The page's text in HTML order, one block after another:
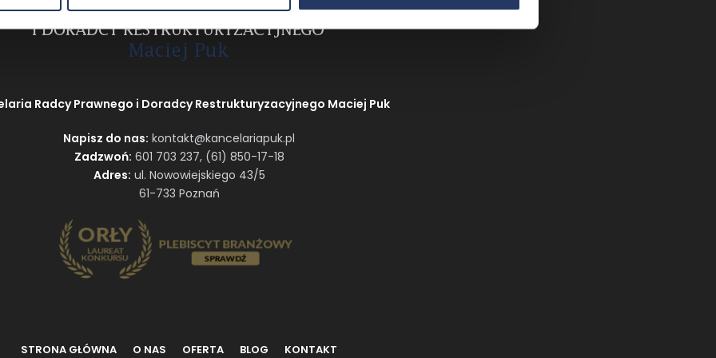
Radcy Prawnego i Doradcy Restrukturyzacyjnego Maciej Puk
Napisz do nas: kontakt@kancelariapuk.pl
Zadzwoń: 601 703 237, (61) 850-17-18
Adres: ul. Nowowiejskiego 43/5
61-733 Poznań
STRONA GŁÓWNA O NAS OFERTA BLOG KONTAKT